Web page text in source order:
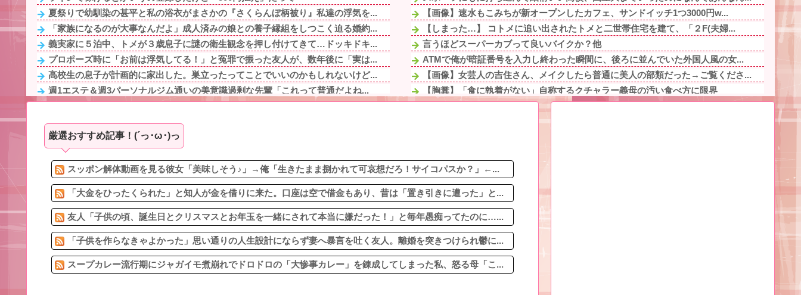
夏祭りで幼馴染の甚平と私の浴衣がまさかの『さくらんぼ柄被り』私達の浮気を...
「家族になるのが大事なんだよ」成人済みの娘との養子縁組をしつこく迫る婚約...
義実家に５泊中、トメが３歳息子に謎の衛生観念を押し付けてきて…ドッキドキ...
プロポーズ時に「お前は浮気してる！」と冤罪で振った友人が、数年後に「実は...
高校生の息子が計画的に家出した。巣立ったってことでいいのかもしれないけど...
週1エステ＆週3パーソナルジム通いの美意識過剰な先輩「これって普通だよね...
【最悪】イギリス人と結婚した兄「産まれてきた子供がハーフに見えない！」両...
【悲報】ワイ引っ越しでヤバいものも一緒に連れてきてしまった模様
3/4嫁の妊娠中に女の子達とメッセをしまくった。バレても連絡してたら離婚...
友人「子供の頃、誕生日とクリスマスとお年玉を一緒にされて本当に嫌だった！...
【画像】速水もこみちが新オープンしたカフェ、サンドイッチ1つ3000円w...
【しまった…】 コトメに追い出されたトメと二世帯住宅を建て、「２F(夫婦...
言うほどスーパーカブって良いバイクか？他
ATMで俺が暗証番号を入力し終わった瞬間に、後ろに並んでいた外国人風の女...
【画像】女芸人の吉住さん、メイクしたら普通に美人の部類だった→ご覧くださ...
【胸糞】「食に執着がない」自称するクチャラー義母の汚い食べ方に限界
絵師「このイラストを描く過程をタイムラプスで動画にしました！」→とんでも...
「『きれいに書きなさい』と言ってもきれいに書いてくれない」って、それ自体...
厳選おすすめ記事！(´っ･ω･)っ
スッポン解体動画を見る彼女「美味しそう♪」→俺「生きたまま捌かれて可哀想だろ！サイコパスか？」←...
「大金をひったくられた」と知人が金を借りに来た。口座は空で借金もあり、昔は「置き引きに遭った」と...
友人「子供の頃、誕生日とクリスマスとお年玉を一緒にされて本当に嫌だった！」と毎年愚痴ってたのに…...
「子供を作らなきゃよかった」思い通りの人生設計にならず妻へ暴言を吐く友人。離婚を突きつけられ鬱に...
スープカレー流行期にジャガイモ煮崩れでドロドロの「大惨事カレー」を錬成してしまった私、怒る母「こ...